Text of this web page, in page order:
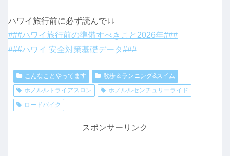
ハワイ旅行前に必ず読んで↓↓
###ハワイ旅行前の準備すべきこと2026年###
###ハワイ 安全対策基礎データ###
こんなことやってます
散歩＆ランニング&スイム
ホノルルトライアスロン
ホノルルセンチュリーライド
ロードバイク
スポンサーリンク